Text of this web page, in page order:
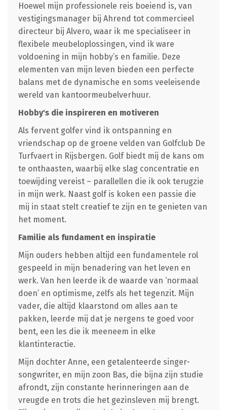
Hoewel mijn professionele reis boeiend is, van
vestigingsmanager bij Ahrend tot commercieel
directeur bij Alvero, waar ik me specialiseer in
flexibele meubeloplossingen, vind ik ware
voldoening in mijn hobby’s en familie. Deze
elementen van mijn leven bieden een perfecte
balans met de dynamische en soms veeleisende
wereld van kantoormeubelverhuur.
Hobby's die inspireren en motiveren
Als fervent golfer vind ik ontspanning en
vriendschap op de groene velden van Golfclub De
Turfvaert in Rijsbergen. Golf biedt mij de kans om
te onthaasten, waarbij elke slag concentratie en
toewijding vereist – parallellen die ik ook terugzie
in mijn werk. Naast golf is koken een passie die
mij in staat stelt creatief te zijn en te genieten van
het moment.
Familie als fundament en inspiratie
Mijn ouders hebben altijd een fundamentele rol
gespeeld in mijn benadering van het leven en
werk. Van hen leerde ik de waarde van ‘normaal
doen’ en optimisme, zelfs als het tegenzit. Mijn
vader, die altijd klaarstond om alles aan te
pakken, leerde mij dat je nergens te goed voor
bent, een les die ik meeneem in elke
klantinteractie.
Mijn dochter Anne, een getalenteerde singer-
songwriter, en mijn zoon Bas, die bijna zijn studie
afrondt, zijn constante herinneringen aan de
vreugde en trots die het gezinsleven mij brengt.